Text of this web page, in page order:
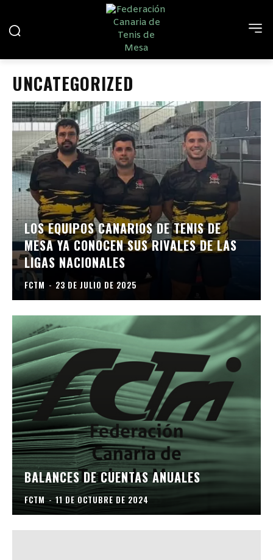
UNCATEGORIZED
LOS EQUIPOS CANARIOS DE TENIS DE
MESA YA CONOCEN SUS RIVALES DE LAS
LIGAS NACIONALES
FCTM - 23 DE JULIO DE 2025
BALANCES DE CUENTAS ANUALES
FCTM - 11 DE OCTUBRE DE 2024